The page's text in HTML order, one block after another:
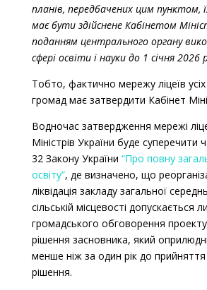
планів, передбачених цим пунктом,
має бути здійснене Кабінетом
поданням центрального органу
сфері освіти і науки до 1 січня 2026
Тобто, фактично мережу ліцеїв усіх
громад має затвердити Кабінет
Водночас затвердження мережі
Міністрів України буде суперечити
32 Закону України “Про повну
освіту”, де визначено, що
ліквідація закладу загальної
сільській місцевості допускається
громадського обговорення проекту
рішення засновника, який
менше ніж за один рік до прийняття
рішення.